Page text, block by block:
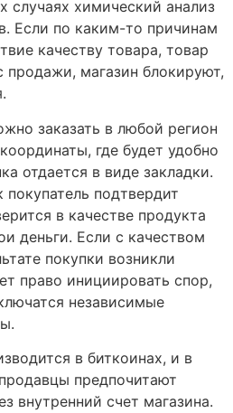
случаях химический анализ
Если по каким-то причинам
качеству товара, товар
продажи, магазин блокируют,
заказать в любой регион
где будет удобно
отдается в виде закладки.
покупатель подтвердит
в качестве продукта
деньги. Если с качеством
покупки возникли
право инициировать спор,
независимые
в биткоинах, и в
предпочитают
внутренний счет магазина.